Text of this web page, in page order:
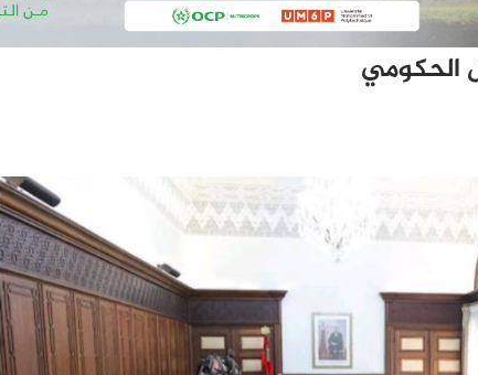
الحكومي